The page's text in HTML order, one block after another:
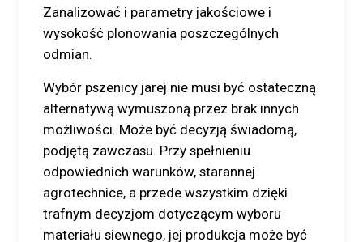
Zanalizować i parametry jakościowe i
wysokość plonowania poszczególnych
odmian.
Wybór pszenicy jarej nie musi być ostateczną
alternatywą wymuszoną przez brak innych
możliwości. Może być decyzją świadomą,
podjętą zawczasu. Przy spełnieniu
odpowiednich warunków, starannej
agrotechnice, a przede wszystkim dzięki
trafnym decyzjom dotyczącym wyboru
materiału siewnego, jej produkcja może być